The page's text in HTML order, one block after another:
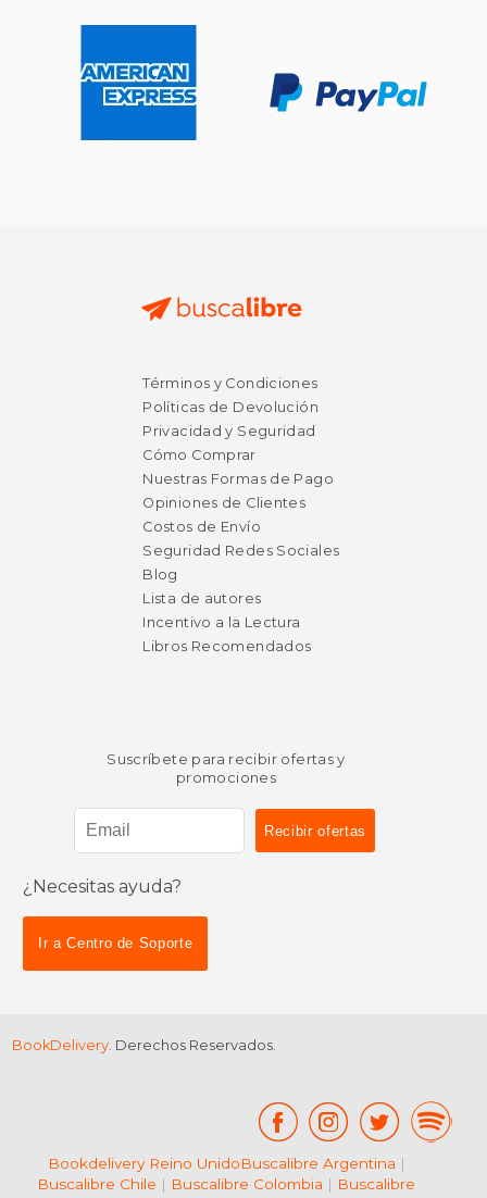
Términos y Condiciones
Políticas de Devolución
Privacidad y Seguridad
Cómo Comprar
Nuestras Formas de Pago
Opiniones de Clientes
Costos de Envío
Seguridad Redes Sociales
Blog
Lista de autores
Incentivo a la Lectura
Libros Recomendados
Suscríbete para recibir ofertas y
promociones
¿Necesitas ayuda?
Ir a Centro de Soporte
BookDelivery . Derechos Reservados.
Bookdelivery Reino UnidoBuscalibre Argentina |
Buscalibre Chile | Buscalibre Colombia | Buscalibre